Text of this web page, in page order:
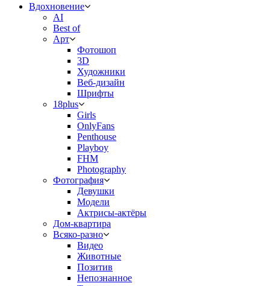
Вдохновение
AI
Best of
Арт
Фотошоп
3D
Художники
Веб-дизайн
Шрифты
18plus
Girls
OnlyFans
Penthouse
Playboy
FHM
Photography
Фотография
Девушки
Модели
Актрисы-актёры
Дом-квартира
Всяко-разно
Видео
Животные
Позитив
Непознанное